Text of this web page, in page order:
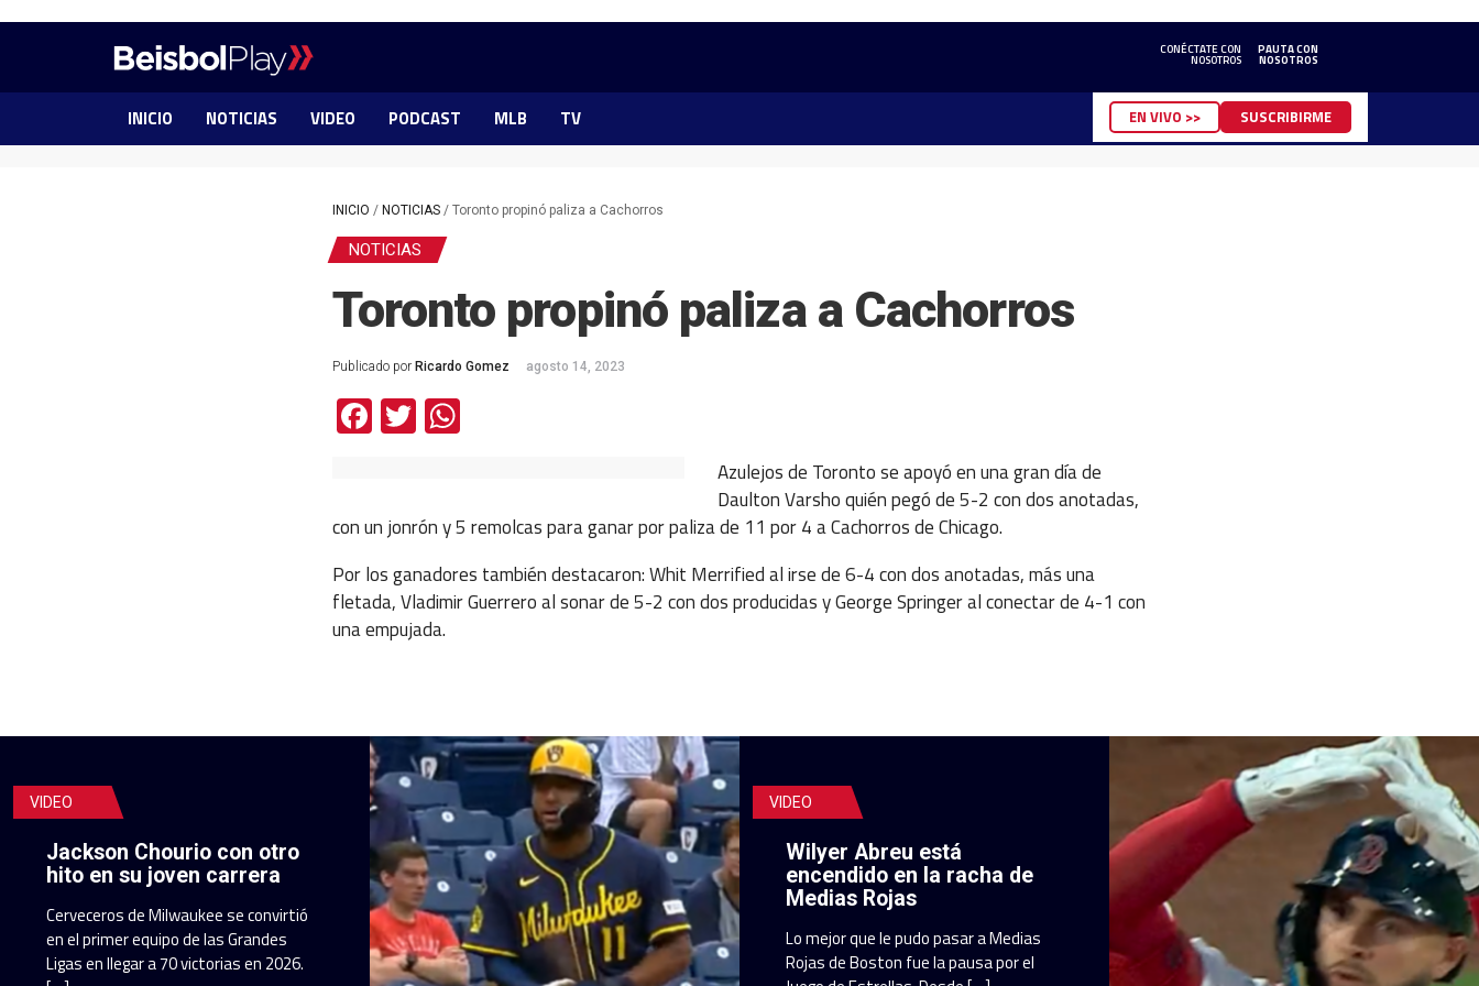
CONÉCTATE CON
NOSOTROS
PAUTA CON
NOSOTROS
INICIO NOTICIAS VIDEO PODCAST MLB TV EN VIVO >> SUSCRIBIRME
INICIO / NOTICIAS /Toronto propinó paliza a Cachorros
NOTICIAS
Toronto propinó paliza a Cachorros
Publicado por Ricardo Gomez agosto 14, 2023
Facebook
Twitter
Azulejos de Toronto se apoyó en una gran día de
Daulton Varsho quién pegó de 5-2 con dos anotadas,
con un jonrón y 5 remolcas para ganar por paliza de 11 por 4 a Cachorros de Chicago.
Por los ganadores también destacaron: Whit Merrified al irse de 6-4 con dos anotadas, más una
fletada, Vladimir Guerrero al sonar de 5-2 con dos producidas y George Springer al conectar de 4-1 con
una empujada.
VIDEO
Jackson Chourio con otro
hito en su joven carrera
Cerveceros de Milwaukee se convirtió
en el primer equipo de las Grandes
Ligas en llegar a 70 victorias en 2026.
VIDEO
Wilyer Abreu está
encendido en la racha de
Medias Rojas
Lo mejor que le pudo pasar a Medias
Rojas de Boston fue la pausa por el